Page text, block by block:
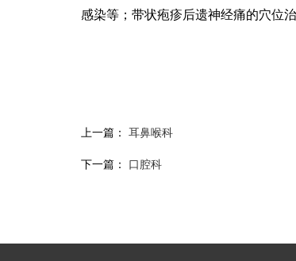
感染等；带状疱疹后遗神经痛的穴位
上一篇： 耳鼻喉科
下一篇： 口腔科